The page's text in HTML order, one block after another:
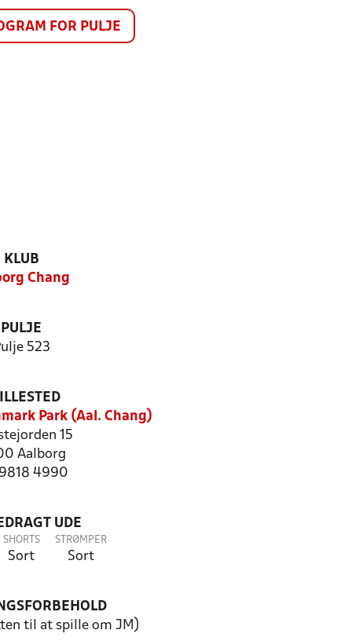
FOR PULJE
KLUB
Chang
PULJE
523
Park (Aal. Chang)
15
Aalborg
4990
UDE
SHORTS
Sort
STRØMPER
Sort
til at spille om JM)